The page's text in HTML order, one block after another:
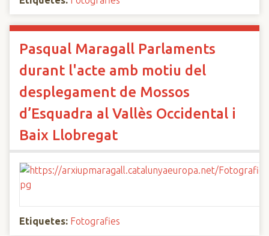
Pasqual Maragall Parlaments
durant l'acte amb motiu del
desplegament de Mossos
d’Esquadra al Vallès Occidental i
Baix Llobregat
Etiquetes: Fotografies